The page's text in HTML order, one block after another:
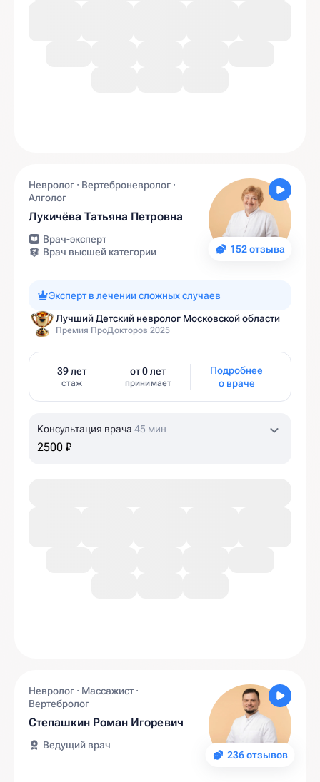
152 отзыва
Невролог · Вертеброневролог ·
Алголог
Лукичёва Татьяна Петровна
Врач-эксперт
Врач высшей категории
Эксперт в лечении сложных случаев
Лучший Детский невролог Московской области
Премия ПроДокторов 2025
39 лет
стаж
от 0 лет
принимает
Подробнее
о враче
Консультация врача 45 мин
2500 ₽
236 отзывов
Невролог · Массажист ·
Вертебролог
Степашкин Роман Игоревич
Ведущий врач